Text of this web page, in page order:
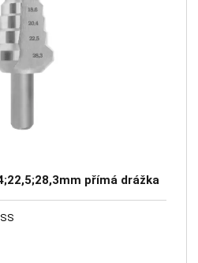
přímá drážka